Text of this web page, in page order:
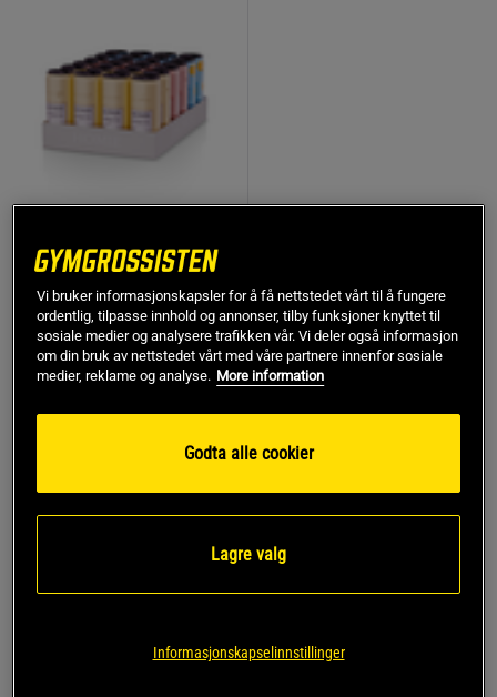
Mixtråg
Homie life in balance
499 kr Kjøp
Side 1 av 1
Forrige 1 Neste
Vi bruker informasjonskapsler for å få nettstedet vårt til å fungere
ordentlig, tilpasse innhold og annonser, tilby funksjoner knyttet til
sosiale medier og analysere trafikken vår. Vi deler også informasjon
om din bruk av nettstedet vårt med våre partnere innenfor sosiale
medier, reklame og analyse. More information
Godta alle cookier
Lagre valg
Informasjonskapselinnstillinger